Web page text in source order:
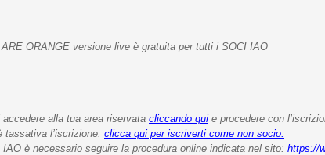
ARE ORANGE versione live è gratuita per tutti i SOCI IAO
alla tua area riservata cliccando qui e procedere con
tassativa l’iscrizione: clicca qui per iscriverti come non socio.
è necessario seguire la procedura online indicata nel sito: https://